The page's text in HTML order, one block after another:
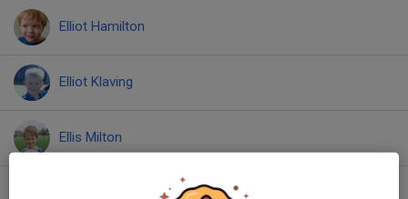
Elliot Hamilton
Elliot Klaving
Ellis Milton